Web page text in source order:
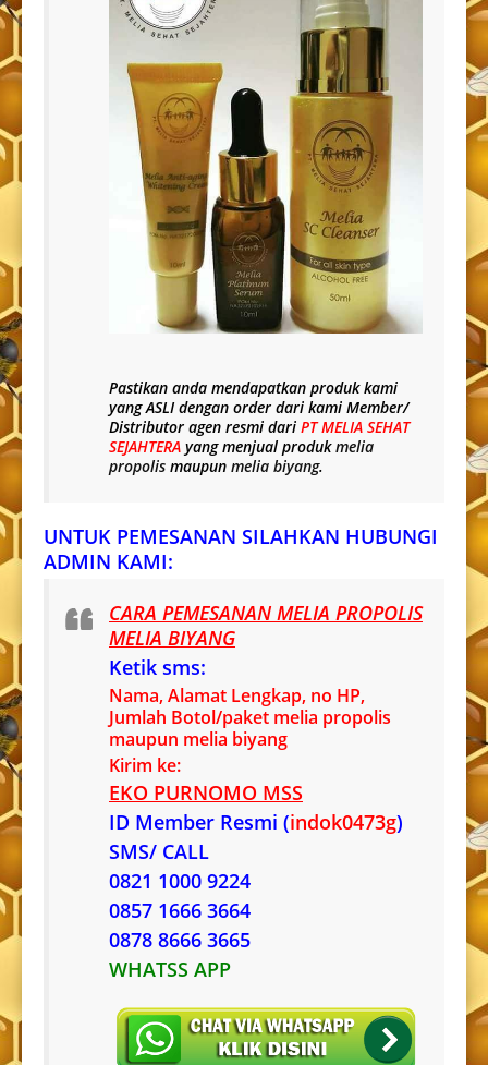
Pastikan anda mendapatkan produk kami
yangASLIdengan order dari kami Member/
Distributor agen resmi dari PT MELIA SEHAT
SEJAHTERA yang menjual produkmelia
propolis maupun melia biyang.
UNTUK PEMESANAN SILAHKAN HUBUNGI
ADMIN KAMI:
CARA PEMESANAN MELIA PROPOLIS
MELIA BIYANG
Ketik sms:
Nama, Alamat Lengkap, no HP,
Jumlah Botol/paket melia propolis
maupun melia biyang
Kirim ke:
EKO PURNOMO MSS
ID Member Resmi (indok0473g)
SMS/ CALL
0821 1000 9224
0857 1666 3664
0878 8666 3665
WHATSS APP